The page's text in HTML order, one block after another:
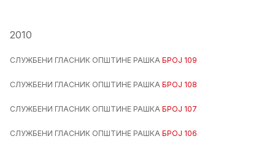
2010
СЛУЖБЕНИ ГЛАСНИК ОПШТИНЕ РАШКА БРОЈ 109
СЛУЖБЕНИ ГЛАСНИК ОПШТИНЕ РАШКА БРОЈ 108
СЛУЖБЕНИ ГЛАСНИК ОПШТИНЕ РАШКА БРОЈ 107
СЛУЖБЕНИ ГЛАСНИК ОПШТИНЕ РАШКА БРОЈ 106